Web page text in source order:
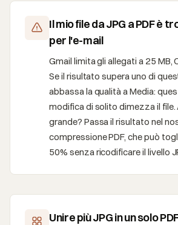
Il mio file da JPG a PDF è
per l'e-mail
Gmail limita gli allegati a 25 MB,
Se il risultato supera uno di
abbassa la qualità a Media:
modifica di solito dimezza il
grande? Passa il risultato nel
compressione PDF, che può
50% senza ricodificare il livello
Unire più JPG in un solo